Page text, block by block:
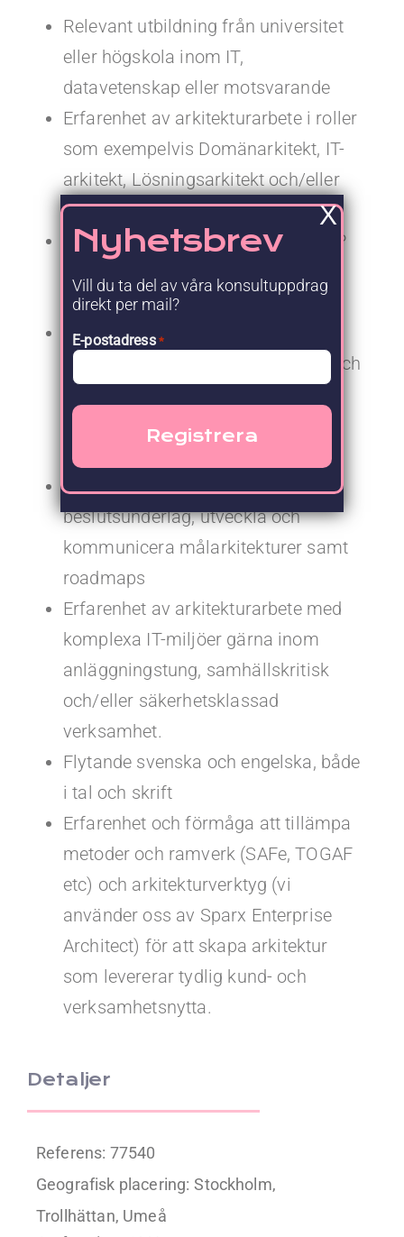
Relevant utbildning från universitet
eller högskola inom IT,
datavetenskap eller motsvarande
Erfarenhet av arkitekturarbete i roller
som exempelvis Domänarkitekt, IT-
arkitekt, Lösningsarkitekt och/eller
Systemarkitekt
Erfarenhet av SAP – S/4HANA, SAP
Asset Management (EAM)
Du har erfarenhet av större SAP-
förflyttningar, IT-moderniserings- och
komplexa IT-miljöer med
hybridmolnlösningar
Erfarenhet av att ta fram
beslutsunderlag, utveckla och
kommunicera målarkitekturer samt
roadmaps
Erfarenhet av arkitekturarbete med
komplexa IT-miljöer gärna inom
anläggningstung, samhällskritisk
och/eller säkerhetsklassad
verksamhet.
Flytande svenska och engelska, både
i tal och skrift
Erfarenhet och förmåga att tillämpa
metoder och ramverk (SAFe, TOGAF
etc) och arkitekturverktyg (vi
använder oss av Sparx Enterprise
Architect) för att skapa arkitektur
som levererar tydlig kund- och
verksamhetsnytta.
Detaljer
Referens: 77540
Geografisk placering: Stockholm,
Trollhättan, Umeå
Nyhetsbrev
Vill du ta del av våra konsultuppdrag
direkt per mail?
E-postadress *
X